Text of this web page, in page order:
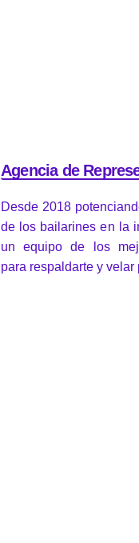
Agencia de
Desde 2018
de los bailarines en la
un equipo de los
para respaldarte y velar